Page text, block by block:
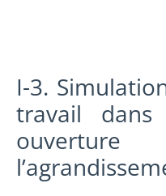
I-3.
travail dans